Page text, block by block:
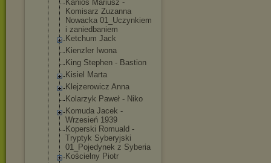
Kanios Mariusz -
Komisarz Zuzanna
Nowacka 01_Uczynkiem
i zaniedbaniem
Ketchum Jack
Kienzler Iwona
King Stephen - Bastion
Kisiel Marta
Klejzerowicz Anna
Kolarzyk Paweł - Niko
Komuda Jacek -
Wrzesień 1939
Koperski Romuald -
Tryptyk Syberyjski
01_Pojedynek z Syberia
Kościelny Piotr